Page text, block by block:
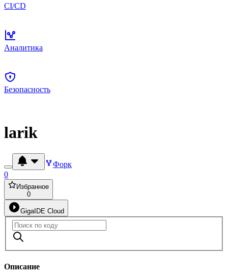
CI/CD
Аналитика
Безопасность
larik
Форк
0
Избранное
0
GigaIDE Cloud
Описание